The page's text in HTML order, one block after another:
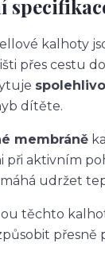
kalhoty
přes cestu
dítěte.
membráně
při aktivním
udržet
těchto